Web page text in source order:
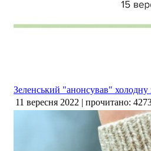
Зеленський "анонсував" холодну
11 вересня 2022 | прочитано: